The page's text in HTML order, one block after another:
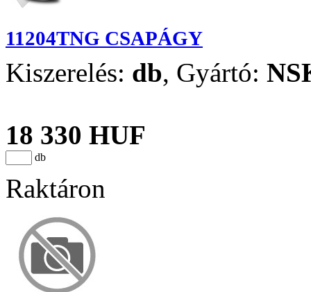
11204TNG CSAPÁGY
Kiszerelés: db, Gyártó:
18 330 HUF
db
Raktáron